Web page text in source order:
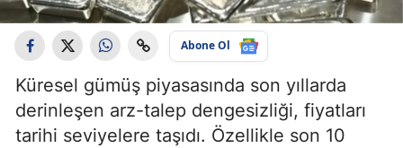
Abone Ol
Küresel gümüş piyasasında son yıllarda
derinleşen arz-talep dengesizliği, fiyatları
tarihi seviyelere taşıdı. Özellikle son 10